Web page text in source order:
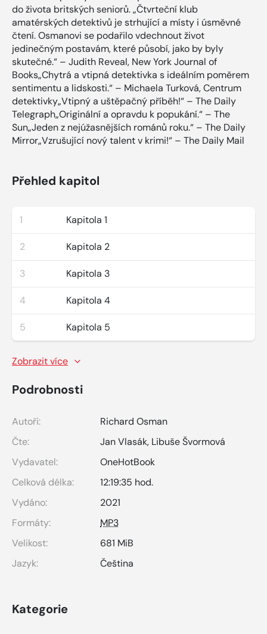
do života britských seniorů. „Čtvrteční klub
amatérských detektivů je strhující a místy i úsměvné
čtení. Osmanovi se podařilo vdechnout život
jedinečným postavám, které působí, jako by byly
skutečné.“ – Judith Reveal, New York Journal of
Books„Chytrá a vtipná detektivka s ideálním poměrem
sentimentu a lidskosti.“ – Michaela Turková, Centrum
detektivky„Vtipný a uštěpačný příběh!“ – The Daily
Telegraph„Originální a opravdu k popukání.“ – The
Sun„Jeden z nejúžasnějších románů roku.“ – The Daily
Mirror„Vzrušující nový talent v krimi!“ – The Daily Mail
Přehled kapitol
1 Kapitola 1
2 Kapitola 2
3 Kapitola 3
4 Kapitola 4
5 Kapitola 5
Zobrazit více
Podrobnosti
Autoři:
Richard Osman
Čte:
Jan Vlasák, Libuše Švormová
Vydavatel:
OneHotBook
Celková délka:
12:19:35 hod.
Vydáno:
2021
Formáty:
MP3
Velikost:
681 MiB
Jazyk:
Čeština
Kategorie